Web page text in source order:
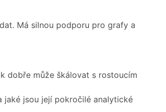
Má silnou podporu pro grafy a
dobře může škálovat s rostoucím
jsou její pokročilé analytické